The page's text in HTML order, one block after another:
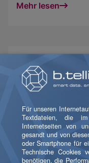
Mehr lesen
Data Science
Nutze KI-
und echten
Learning bis